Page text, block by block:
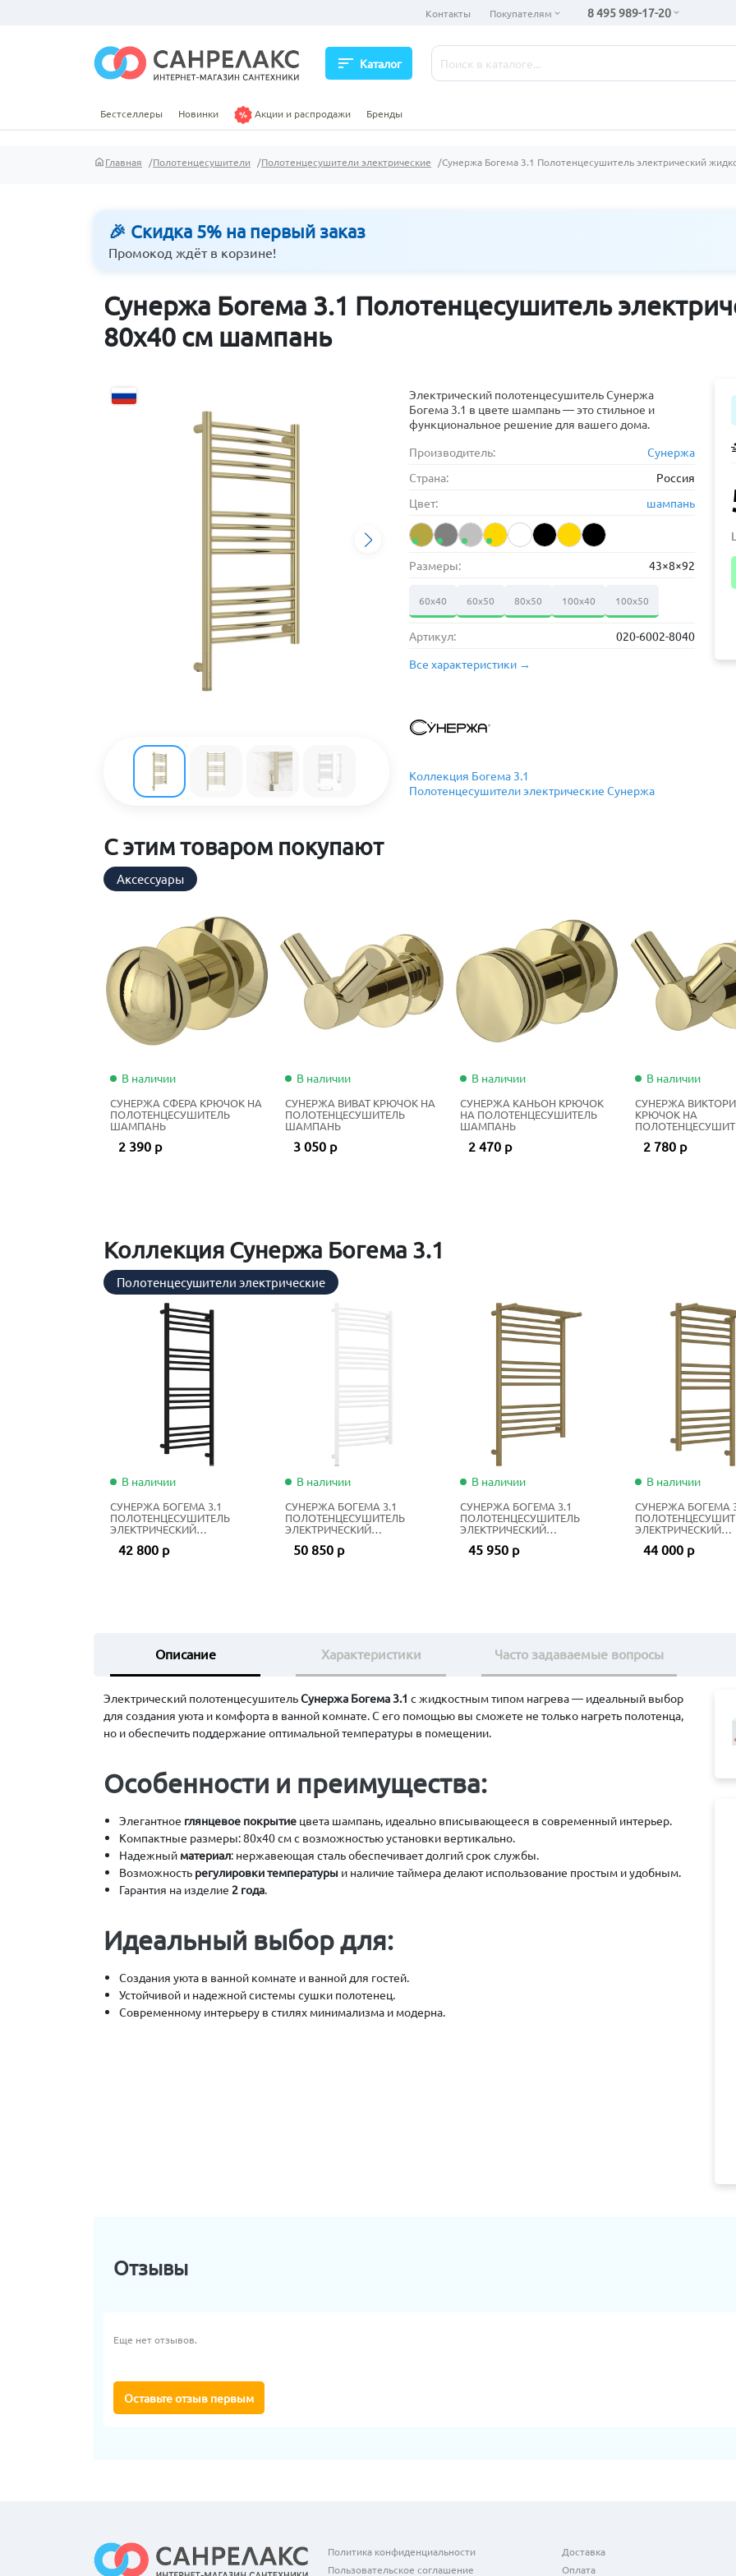
Контакты Покупателям 8 495 989-17-20
sort Каталог
Бестселлеры Новинки Акции и распродажи Бренды
Главная Полотенцесушители Полотенцесушители электрические Сунержа Богема 3.1 Полотенцесушитель электрический
🎉 Скидка 5% на первый заказ
Промокод ждёт в корзине!
Сунержа Богема 3.1 Полотенцесушитель
80х40 см шампань
Электрический полотенцесушитель Сунержа
Богема 3.1 в цвете шампань — это стильное и
функциональное решение для вашего дома.
Производитель:
Сунержа
Страна:
Россия
Цвет:
шампань
Размеры: 43×8×92
60х40 60х50 80х50 100х40 100х50
Артикул:
020-6002-8040
Все характеристики →
Коллекция Богема 3.1
Полотенцесушители электрические Сунержа
С этим товаром покупают
Аксессуары
В наличии
СУНЕРЖА СФЕРА КРЮЧОК НА
ПОЛОТЕНЦЕСУШИТЕЛЬ
ШАМПАНЬ
2 390 р
В наличии
СУНЕРЖА ВИВАТ КРЮЧОК НА
ПОЛОТЕНЦЕСУШИТЕЛЬ
ШАМПАНЬ
3 050 р
В наличии
СУНЕРЖА КАНЬОН КРЮЧОК
НА ПОЛОТЕНЦЕСУШИТЕЛЬ
ШАМПАНЬ
2 470 р
В наличии
СУНЕРЖА
КРЮЧОК НА
2 780 р
Коллекция Сунержа Богема 3.1
Полотенцесушители электрические
В наличии
СУНЕРЖА БОГЕМА 3.1
ПОЛОТЕНЦЕСУШИТЕЛЬ
ЭЛЕКТРИЧЕСКИЙ
МАТОВЫЙ ЧЁРНЫЙ
42 800 р
В наличии
СУНЕРЖА БОГЕМА 3.1
ПОЛОТЕНЦЕСУШИТЕЛЬ
ЭЛЕКТРИЧЕСКИЙ
МАТОВЫЙ БЕЛЫЙ
50 850 р
В наличии
СУНЕРЖА БОГЕМА 3.1
ПОЛОТЕНЦЕСУШИТЕЛЬ
ЭЛЕКТРИЧЕСКИЙ
ЗОЛОТОЙ ШЁЛК
45 950 р
В наличии
СУНЕРЖА БОГЕМА
ЭЛЕКТРИЧЕСКИЙ
ЗОЛОТОЙ ШЁЛК
44 000 р
Описание Характеристики Часто задаваемые вопросы
Электрический полотенцесушительСунержа Богема 3.1 с жидкостным типом нагрева — идеальный выбор
для создания уюта и комфорта в ванной комнате. С его помощью вы сможете не только нагреть полотенца,
но и обеспечить поддержание оптимальной температуры в помещении.
Особенности и преимущества:
Элегантное глянцевое покрытие цвета шампань, идеально вписывающееся в современный интерьер.
Компактные размеры: 80х40 см с возможностью установки вертикально.
Надежный материал: нержавеющая сталь обеспечивает долгий срок службы.
Возможность регулировки температуры и наличие таймера делают использование простым и удобным.
Гарантия на изделие 2 года.
Идеальный выбор для:
Создания уюта в ванной комнате и ванной для гостей.
Устойчивой и надежной системы сушки полотенец.
Современному интерьеру в стилях минимализма и модерна.
Отзывы
Еще нет отзывов.
Оставьте отзыв первым
Политика конфиденциальности
Пользовательское соглашение
Доставка
Оплата